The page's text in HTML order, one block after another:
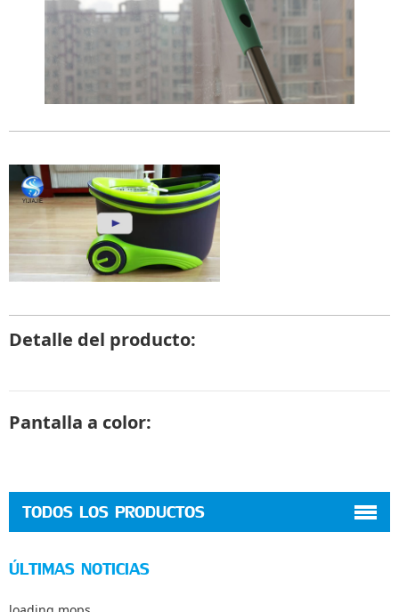
Detalle del producto:
Pantalla a color:
TODOS LOS PRODUCTOS
ÚLTIMAS NOTICIAS